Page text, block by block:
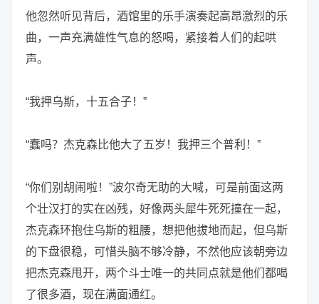
他忽然听见背后，酒馆里的乐手演奏起高昂激烈的乐
曲，一声充满雄性气息的怒喝，紧接着人们的起哄
声。
“我押乌斯，十五合子！”
“蠢吗？杰克森比他大了五岁！我押三个普利！”
“你们别胡闹啦！”波尔奇无助的大喊，可是前面这两
个壮汉打的实在凶残，好像两头犀牛死死撞在一起，
杰克森环抱住乌斯的粗腰，想把他拔地而起，但乌斯
的下盘很稳，可惜头脑不够冷静，不然他应该朝旁边
把杰克森甩开，两个斗士唯一的共同点就是他们都喝
了很多酒，现在满面通红。